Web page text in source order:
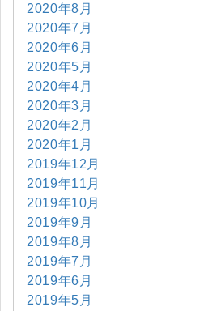
2020年8月
2020年7月
2020年6月
2020年5月
2020年4月
2020年3月
2020年2月
2020年1月
2019年12月
2019年11月
2019年10月
2019年9月
2019年8月
2019年7月
2019年6月
2019年5月